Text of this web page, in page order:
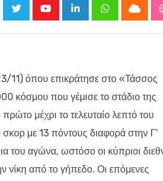
LinkedInWhatsappCloud
11) όπου επικράτησε στο «Τάσσος
κόσμου που γέμισε το στάδιο της
μέχρι το τελευταίο λεπτό του
με 13 πόντους διαφορά στην Γ’
του αγώνα, ωστόσο οι κύπριοι
νίκη από το γήπεδο. Οι επόμενες